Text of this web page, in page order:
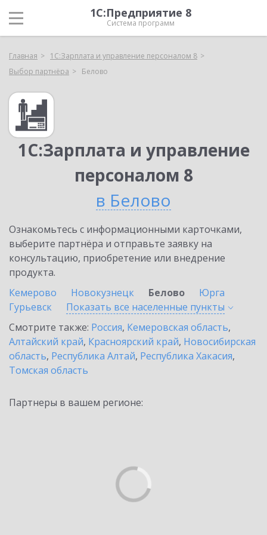
1С:Предприятие 8
Система программ
Главная
1С:Зарплата и управление персоналом 8
Выбор партнёра
Белово
1С:Зарплата и управление
персоналом 8
в Белово
Ознакомьтесь с информационными карточками,
выберите партнёра и отправьте заявку на
консультацию, приобретение или внедрение
продукта.
Кемерово
Новокузнецк Белово
Юрга
Гурьевск
Показать все населенные пункты
Смотрите также: Россия, Кемеровская область,
Алтайский край, Красноярский край, Новосибирская
область, Республика Алтай, Республика Хакасия,
Томская область
Партнеры в вашем регионе: